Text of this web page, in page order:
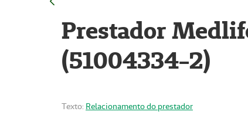
Prestador
(51004334-2)
Texto: Relacionamento do prestador